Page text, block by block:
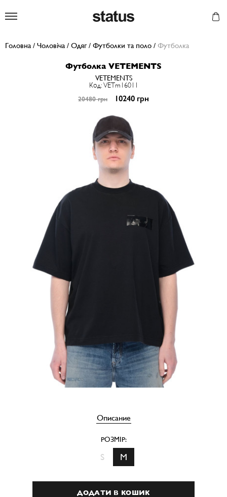
Головна / Чоловіча / Одяг/ Футболки та поло / Футболка
Футболка VETEMENTS
VETEMENTS
Код: VETm16011
20480 грн 10240 грн
Описание
РОЗМІР:
S M
ДОДАТИ В КОШИК